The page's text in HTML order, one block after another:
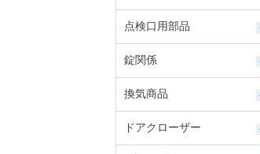
点検口用部品
錠関係
換気商品
ドアクローザー